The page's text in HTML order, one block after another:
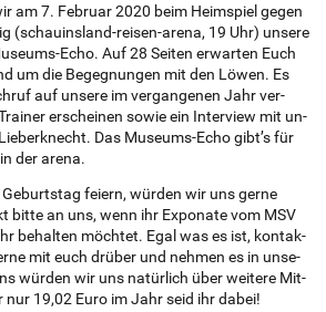
am 7. Fe­bru­ar 2020 beim Heim­spiel gegen
(schau­ins­land-rei­sen-arena, 19 Uhr) un­se­re
Echo. Auf 28 Sei­ten er­war­ten Euch
um die Be­geg­nun­gen mit den Löwen. Es
auf un­se­re im ver­gan­ge­nen Jahr ver­
er­schei­nen sowie ein In­ter­view mit un­
Das Mu­se­ums-Echo gib­t’s für
der arena.
fei­ern, wür­den wir uns gerne
bitte an uns, wenn ihr Ex­po­na­te vom MSV
be­hal­ten möch­tet. Egal was es ist, kon­tak­
mit euch drü­ber und neh­men es in un­se­
wür­den wir uns na­tür­lich über wei­te­re Mit­
nur 19,02 Euro im Jahr seid ihr dabei!